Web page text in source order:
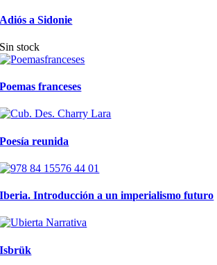
Adiós a Sidonie
Sin stock
Poemas franceses
Poesía reunida
Iberia. Introducción a un imperialismo futuro
Isbrük